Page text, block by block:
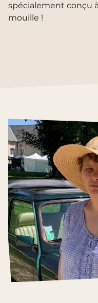
spécialement conçu
mouille !